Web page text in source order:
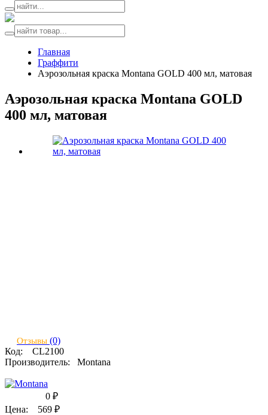
Главная
Граффити
Аэрозольная краска Montana GOLD 400 мл, матовая
Аэрозольная краска Montana GOLD
400 мл, матовая
Отзывы (0)
Код: CL2100
Производитель: Montana
0 ₽
Цена: 569 ₽